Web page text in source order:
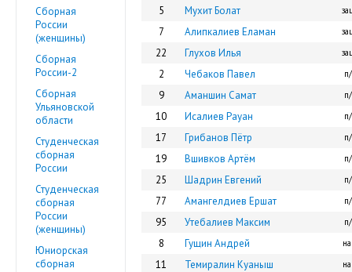
Сборная
России
(женщины)
Сборная
России-2
Сборная
Ульяновской
области
Студенческая
сборная
России
Студенческая
сборная
России
(женщины)
Юниорская
сборная
5 Мухит Болат
7 Алипкалиев Еламан
22 Глухов Илья
2 Чебаков Павел
9 Аманшин Самат
10 Исалиев Рауан
17 Грибанов Пётр
19 Вшивков Артём
25 Шадрин Евгений
77 Амангелдиев Ершат
95 Утебалиев Максим
8 Гущин Андрей
11 Темиралин Куаныш